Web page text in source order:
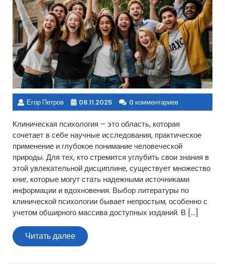
Егор Петров 08.11.2025 0 комментариев
Клиническая психология – это область, которая
сочетает в себе научные исследования, практическое
применение и глубокое понимание человеческой
природы. Для тех, кто стремится углубить свои знания в
этой увлекательной дисциплине, существует множество
книг, которые могут стать надежными источниками
информации и вдохновения. Выбор литературы по
клинической психологии бывает непростым, особенно с
учетом обширного массива доступных изданий. В […]
Читать далееЧитать
далее